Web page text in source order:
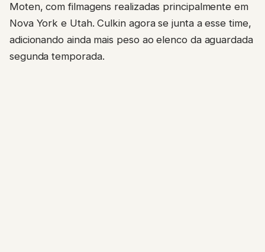
Moten, com filmagens realizadas principalmente em
Nova York e Utah. Culkin agora se junta a esse time,
adicionando ainda mais peso ao elenco da aguardada
segunda temporada.